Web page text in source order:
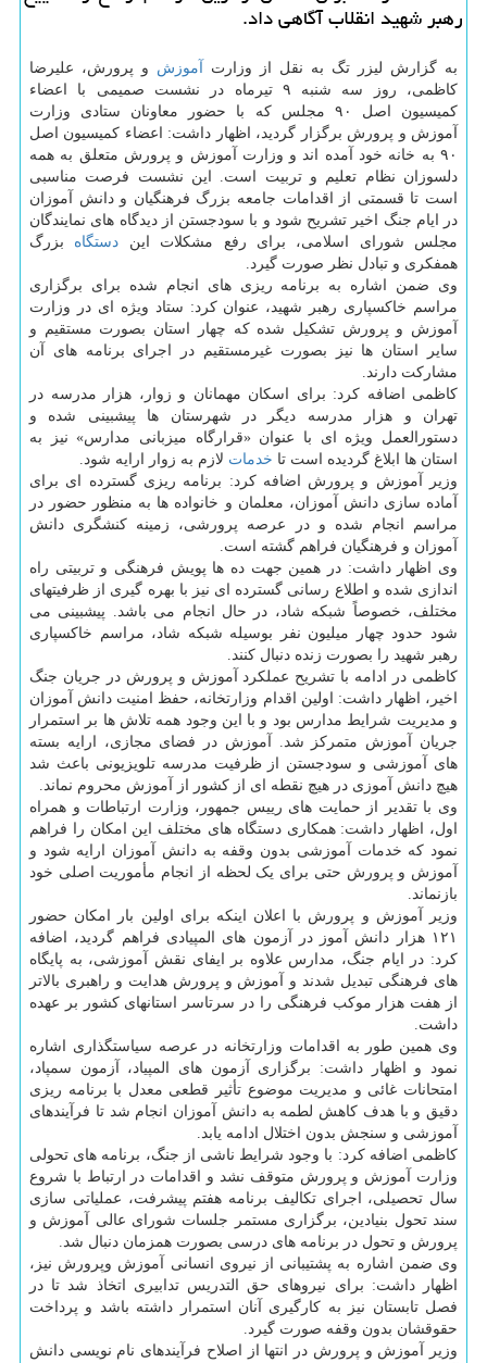
رهبر شهید انقلاب آگاهی داد.
به گزارش لیزر تگ به نقل از وزارت آموزش و پرورش، علیرضا
کاظمی، روز سه شنبه ۹ تیرماه در نشست صمیمی با اعضاء
کمیسیون اصل ۹۰ مجلس که با حضور معاونان ستادی وزارت
آموزش و پرورش برگزار گردید، اظهار داشت: اعضاء کمیسیون اصل
۹۰ به خانه خود آمده اند و وزارت آموزش و پرورش متعلق به همه
دلسوزان نظام تعلیم و تربیت است. این نشست فرصت مناسبی
است تا قسمتی از اقدامات جامعه بزرگ فرهنگیان و دانش آموزان
در ایام جنگ اخیر تشریح شود و با سودجستن از دیدگاه های نمایندگان
مجلس شورای اسلامی، برای رفع مشکلات این دستگاه بزرگ
همفکری و تبادل نظر صورت گیرد.
وی ضمن اشاره به برنامه ریزی های انجام شده برای برگزاری
مراسم خاکسپاری رهبر شهید، عنوان کرد: ستاد ویژه ای در وزارت
آموزش و پرورش تشکیل شده که چهار استان بصورت مستقیم و
سایر استان ها نیز بصورت غیرمستقیم در اجرای برنامه های آن
مشارکت دارند.
کاظمی اضافه کرد: برای اسکان مهمانان و زوار، هزار مدرسه در
تهران و هزار مدرسه دیگر در شهرستان ها پیشبینی شده و
دستورالعمل ویژه ای با عنوان «قرارگاه میزبانی مدارس» نیز به
استان ها ابلاغ گردیده است تا خدمات لازم به زوار ارایه شود.
وزیر آموزش و پرورش اضافه کرد: برنامه ریزی گسترده ای برای
آماده سازی دانش آموزان، معلمان و خانواده ها به منظور حضور در
مراسم انجام شده و در عرصه پرورشی، زمینه کنشگری دانش
آموزان و فرهنگیان فراهم گشته است.
وی اظهار داشت: در همین جهت ده ها پویش فرهنگی و تربیتی راه
اندازی شده و اطلاع رسانی گسترده ای نیز با بهره گیری از ظرفیتهای
مختلف، خصوصاً شبکه شاد، در حال انجام می باشد. پیشبینی می
شود حدود چهار میلیون نفر بوسیله شبکه شاد، مراسم خاکسپاری
رهبر شهید را بصورت زنده دنبال کنند.
کاظمی در ادامه با تشریح عملکرد آموزش و پرورش در جریان جنگ
اخیر، اظهار داشت: اولین اقدام وزارتخانه، حفظ امنیت دانش آموزان
و مدیریت شرایط مدارس بود و با این وجود همه تلاش ها بر استمرار
جریان آموزش متمرکز شد. آموزش در فضای مجازی، ارایه بسته
های آموزشی و سودجستن از ظرفیت مدرسه تلویزیونی باعث شد
هیچ دانش آموزی در هیچ نقطه ای از کشور از آموزش محروم نماند.
وی با تقدیر از حمایت های رییس جمهور، وزارت ارتباطات و همراه
اول، اظهار داشت: همکاری دستگاه های مختلف این امکان را فراهم
نمود که خدمات آموزشی بدون وقفه به دانش آموزان ارایه شود و
آموزش و پرورش حتی برای یک لحظه از انجام مأموریت اصلی خود
بازنماند.
وزیر آموزش و پرورش با اعلان اینکه برای اولین بار امکان حضور
۱۲۱ هزار دانش آموز در آزمون های المپیادی فراهم گردید، اضافه
کرد: در ایام جنگ، مدارس علاوه بر ایفای نقش آموزشی، به پایگاه
های فرهنگی تبدیل شدند و آموزش و پرورش هدایت و راهبری بالاتر
از هفت هزار موکب فرهنگی را در سرتاسر استانهای کشور بر عهده
داشت.
وی همین طور به اقدامات وزارتخانه در عرصه سیاستگذاری اشاره
نمود و اظهار داشت: برگزاری آزمون های المپیاد، آزمون سمپاد،
امتحانات غائی و مدیریت موضوع تأثیر قطعی معدل با برنامه ریزی
دقیق و با هدف کاهش لطمه به دانش آموزان انجام شد تا فرآیندهای
آموزشی و سنجش بدون اختلال ادامه یابد.
کاظمی اضافه کرد: با وجود شرایط ناشی از جنگ، برنامه های تحولی
وزارت آموزش و پرورش متوقف نشد و اقدامات در ارتباط با شروع
سال تحصیلی، اجرای تکالیف برنامه هفتم پیشرفت، عملیاتی سازی
سند تحول بنیادین، برگزاری مستمر جلسات شورای عالی آموزش و
پرورش و تحول در برنامه های درسی بصورت همزمان دنبال شد.
وی ضمن اشاره به پشتیبانی از نیروی انسانی آموزش وپرورش نیز،
اظهار داشت: برای نیروهای حق التدریس تدابیری اتخاذ شد تا در
فصل تابستان نیز به کارگیری آنان استمرار داشته باشد و پرداخت
حقوقشان بدون وقفه صورت گیرد.
وزیر آموزش و پرورش در انتها از اصلاح فرآیندهای نام نویسی دانش